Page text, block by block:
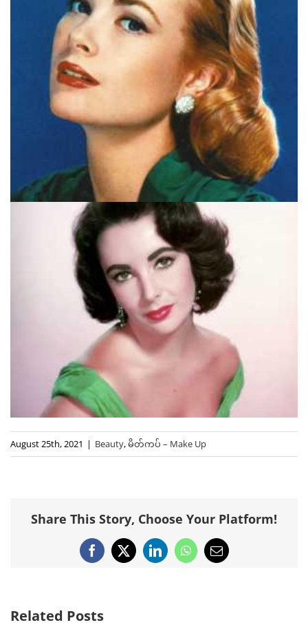
August 25th, 2021 | Beauty,မိတ်ကပ် – Make Up
Share This Story, Choose Your Platform!
Facebook
X LinkedInWhatsApp
Email
Related Posts